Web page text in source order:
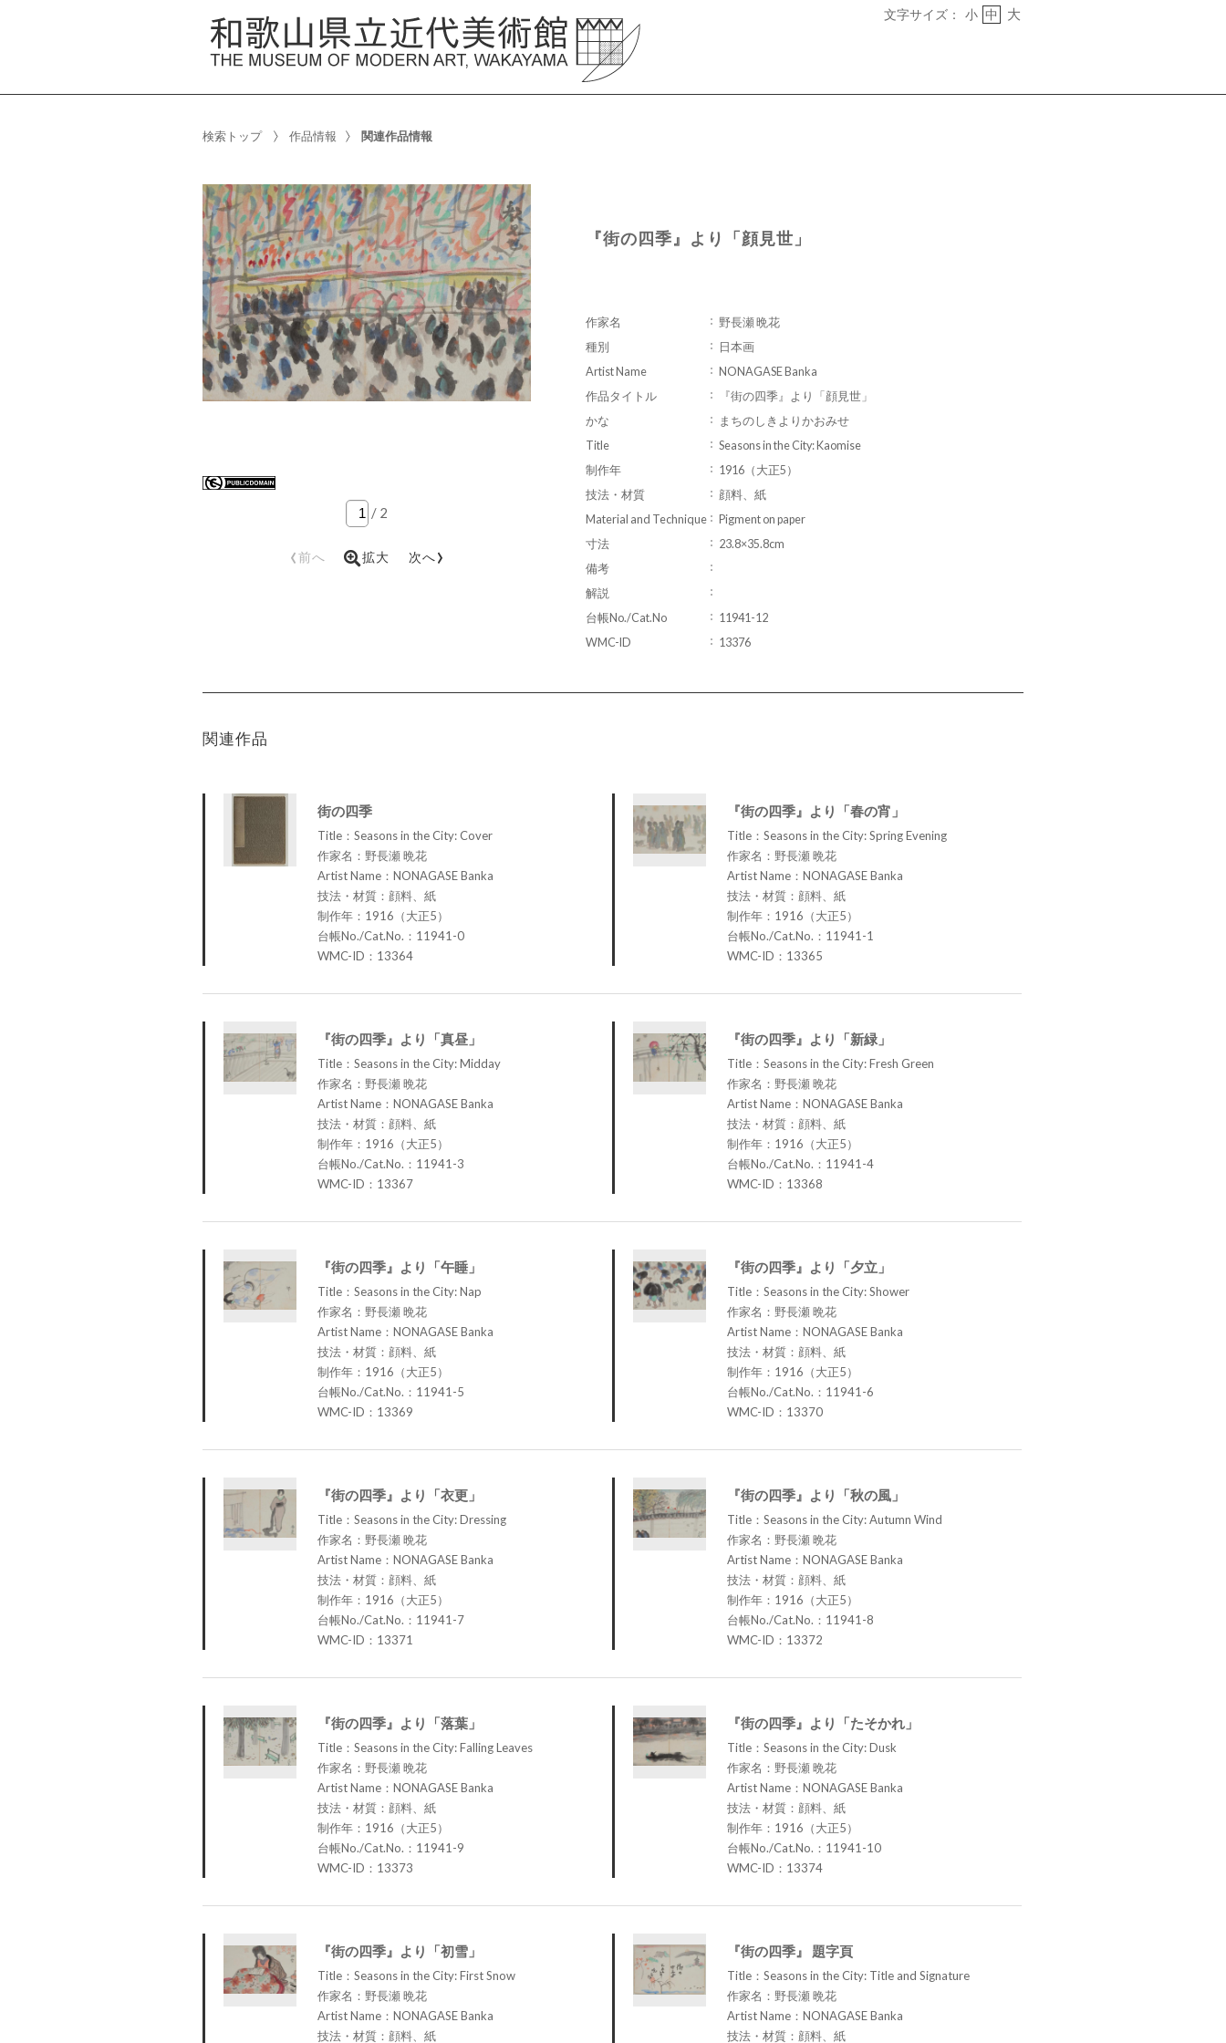
文字サイズ： 小 中 大
検索トップ 作品情報 関連作品情報
/ 2
‹前へ 拡大 次へ›
『街の四季』より「顔見世」
作家名
野長瀬 晩花
種別
日本画
Artist Name
NONAGASE Banka
作品タイトル
『街の四季』より「顔見世」
かな
まちのしきよりかおみせ
Title
Seasons in the City: Kaomise
制作年
1916（大正5）
技法・材質
顔料、紙
Material and Technique
Pigment on paper
寸法
23.8×35.8cm
備考
解説
台帳No./Cat.No
11941-12
WMC-ID
13376
関連作品
街の四季
Title：Seasons in the City: Cover
作家名：野長瀬 晩花
Artist Name：NONAGASE Banka
技法・材質：顔料、紙
制作年：1916（大正5）
台帳No./Cat.No.：11941-0
WMC-ID：13364
『街の四季』より「春の宵」
Title：Seasons in the City: Spring Evening
作家名：野長瀬 晩花
Artist Name：NONAGASE Banka
技法・材質：顔料、紙
制作年：1916（大正5）
台帳No./Cat.No.：11941-1
WMC-ID：13365
『街の四季』より「真昼」
Title：Seasons in the City: Midday
作家名：野長瀬 晩花
Artist Name：NONAGASE Banka
技法・材質：顔料、紙
制作年：1916（大正5）
台帳No./Cat.No.：11941-3
WMC-ID：13367
『街の四季』より「新緑」
Title：Seasons in the City: Fresh Green
作家名：野長瀬 晩花
Artist Name：NONAGASE Banka
技法・材質：顔料、紙
制作年：1916（大正5）
台帳No./Cat.No.：11941-4
WMC-ID：13368
『街の四季』より「午睡」
Title：Seasons in the City: Nap
作家名：野長瀬 晩花
Artist Name：NONAGASE Banka
技法・材質：顔料、紙
制作年：1916（大正5）
台帳No./Cat.No.：11941-5
WMC-ID：13369
『街の四季』より「夕立」
Title：Seasons in the City: Shower
作家名：野長瀬 晩花
Artist Name：NONAGASE Banka
技法・材質：顔料、紙
制作年：1916（大正5）
台帳No./Cat.No.：11941-6
WMC-ID：13370
『街の四季』より「衣更」
Title：Seasons in the City: Dressing
作家名：野長瀬 晩花
Artist Name：NONAGASE Banka
技法・材質：顔料、紙
制作年：1916（大正5）
台帳No./Cat.No.：11941-7
WMC-ID：13371
『街の四季』より「秋の風」
Title：Seasons in the City: Autumn Wind
作家名：野長瀬 晩花
Artist Name：NONAGASE Banka
技法・材質：顔料、紙
制作年：1916（大正5）
台帳No./Cat.No.：11941-8
WMC-ID：13372
『街の四季』より「落葉」
Title：Seasons in the City: Falling Leaves
作家名：野長瀬 晩花
Artist Name：NONAGASE Banka
技法・材質：顔料、紙
制作年：1916（大正5）
台帳No./Cat.No.：11941-9
WMC-ID：13373
『街の四季』より「たそかれ」
Title：Seasons in the City: Dusk
作家名：野長瀬 晩花
Artist Name：NONAGASE Banka
技法・材質：顔料、紙
制作年：1916（大正5）
台帳No./Cat.No.：11941-10
WMC-ID：13374
『街の四季』より「初雪」
Title：Seasons in the City: First Snow
作家名：野長瀬 晩花
Artist Name：NONAGASE Banka
技法・材質：顔料、紙
『街の四季』 題字頁
Title：Seasons in the City: Title and Signature
作家名：野長瀬 晩花
Artist Name：NONAGASE Banka
技法・材質：顔料、紙